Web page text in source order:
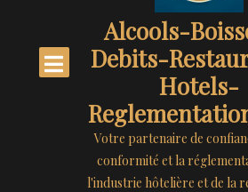
Alcools-
Debits-
Hotels-
Votre partenaire de
conformité et la
l'industrie hôtelière et de la